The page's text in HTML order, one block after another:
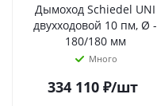
Дымоход Schiedel UNI
двухходовой 10 пм, Ø -
180/180 мм
Много
334 110₽/шт